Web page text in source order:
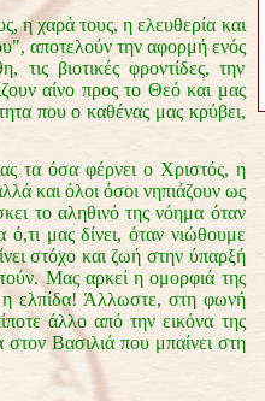
η χαρά τους, η ελευθερία και
αποτελούν την αφορμή ενός
βιοτικές φροντίδες, την
αίνο προς το Θεό και μας
που ο καθένας μας κρύβει,
τα όσα φέρνει ο Χριστός, η
και όλοι όσοι νηπιάζουν ως
το αληθινό της νόημα όταν
μας δίνει, όταν νιώθουμε
στόχο και ζωή στην ύπαρξή
Μας αρκεί η ομορφιά της
η ελπίδα! Άλλωστε, στη φωνή
άλλο από την εικόνα της
στον Βασιλιά που μπαίνει στη